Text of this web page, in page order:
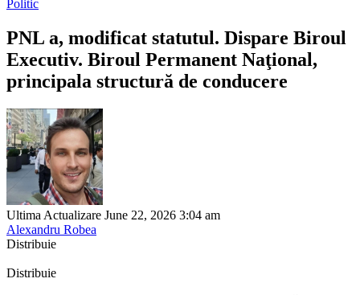
Politic
PNL a, modificat statutul. Dispare Biroul
Executiv. Biroul Permanent Naţional,
principala structură de conducere
Ultima Actualizare June 22, 2026 3:04 am
Alexandru Robea
Distribuie
Distribuie